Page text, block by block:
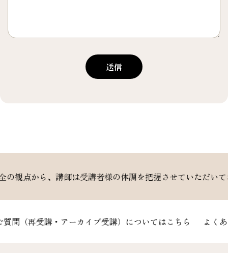
送信
ら、講師は受講者様の体調を把握させていただいており
（再受講・アーカイブ受講）についてはこちら よくあ